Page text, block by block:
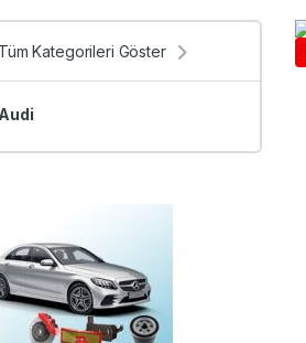
Tüm Kategorileri Göster
Audi